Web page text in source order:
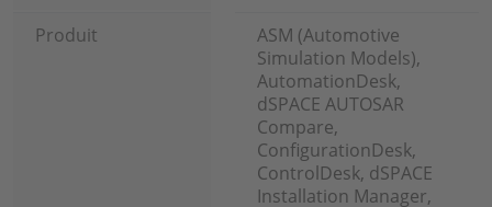
Produit
ASM (Automotive
Simulation Models),
AutomationDesk,
dSPACE AUTOSAR
Compare,
ConfigurationDesk,
ControlDesk, dSPACE
Installation Manager,